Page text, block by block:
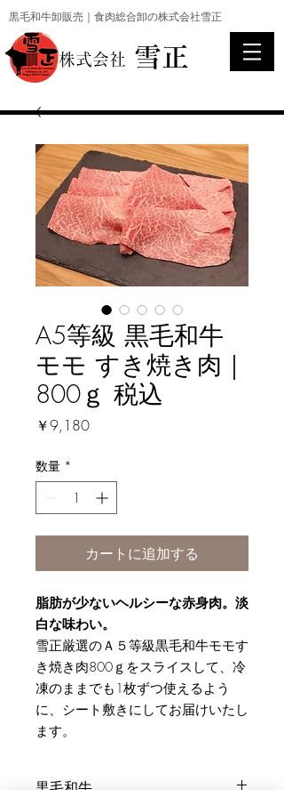
黒毛和牛卸販売｜食肉総合卸の株式会社雪正
​株式会社 雪正
A5等級 黒毛和牛
モモ すき焼き肉｜
800ｇ 税込
￥9,180価
数量 *
カートに追加する
脂肪が少ないヘルシーな赤身肉。淡
白な味わい。
雪正厳選のＡ５等級黒毛和牛モモす
き焼き肉800ｇをスライスして、 冷
凍のままでも1枚ずつ使えるよう
に、シート敷きにしてお届けいたし
ます。
黒毛和牛